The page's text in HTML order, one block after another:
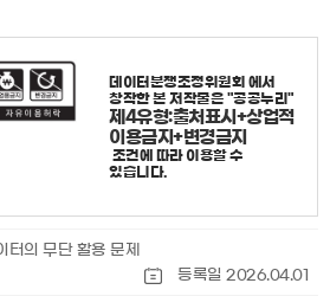
데이터분쟁조정위원회 에서
창작한 본 저작물은 "공공누리"
제4유형:출처표시+상업적
이용금지+변경금지
조건에 따라 이용할 수
있습니다.
터의 무단 활용 문제
등록일 2026.04.01